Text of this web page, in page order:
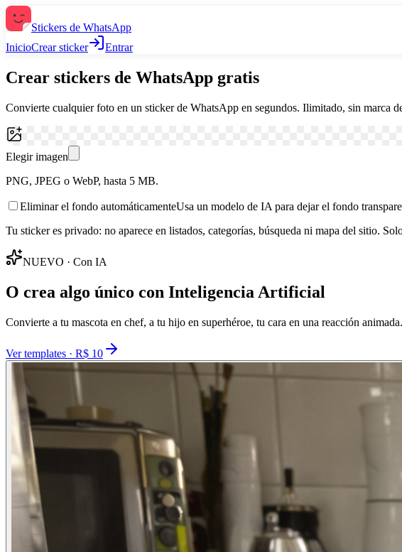
Stickers de WhatsApp
InicioCrear sticker Entrar
Crear stickers de WhatsApp gratis
Convierte cualquier foto en un sticker de WhatsApp en segundos. Ilimitado, sin
Elegir imagen
PNG, JPEG o WebP, hasta 5 MB.
Eliminar el fondo automáticamenteUsa un modelo de IA para dejar el fondo
Tu sticker es privado: no aparece en listados, categorías, búsqueda ni mapa del sitio.
NUEVO · Con IA
O crea algo único con Inteligencia Artificial
Convierte a tu mascota en chef, a tu hijo en superhéroe, tu cara en una reacción
Ver templates · R$ 10